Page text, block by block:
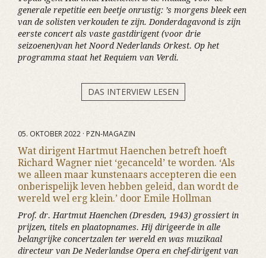
generale repetitie een beetje onrustig: ’s morgens bleek een
van de solisten verkouden te zijn. Donderdagavond is zijn
eerste concert als vaste gastdirigent (voor drie
seizoenen)van het Noord Nederlands Orkest. Op het
programma staat het Requiem van Verdi.
DAS INTERVIEW LESEN
05. OKTOBER 2022 · PZN-MAGAZIN
Wat dirigent Hartmut Haenchen betreft hoeft
Richard Wagner niet ‘gecanceld’ te worden. ‘Als
we alleen maar kunstenaars accepteren die een
onberispelijk leven hebben geleid, dan wordt de
wereld wel erg klein.’ door Emile Hollman
Prof. dr. Hartmut Haenchen (Dresden, 1943) grossiert in
prijzen, titels en plaatopnames. Hij dirigeerde in alle
belangrijke concertzalen ter wereld en was muzikaal
directeur van De Nederlandse Opera en chef-dirigent van